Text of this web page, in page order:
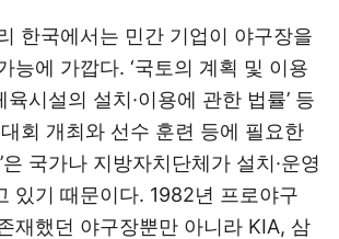
한국에서는 민간 기업이 야구장을
능에 가깝다. ‘국토의 계획 및 이용
육시설의 설치·이용에 관한 법률’ 등
회 개최와 선수 훈련 등에 필요한
은 국가나 지방자치단체가 설치·운영
있기 때문이다. 1982년 프로야구
재했던 야구장뿐만 아니라 KIA, 삼